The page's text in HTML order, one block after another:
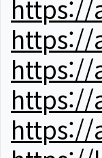
https://
https://
https://
https://
https://